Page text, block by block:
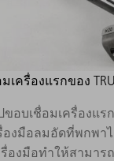
ครื่องแรกของ
ขอบเชื่อมเครื่องแร
รื่องมือลมอัดที่พกพา
องมือทำให้สามา